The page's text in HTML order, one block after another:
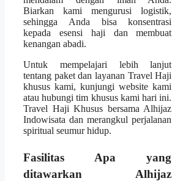
Biarkan kami mengurusi logistik,
sehingga Anda bisa konsentrasi
kepada esensi haji dan membuat
kenangan abadi.
Untuk mempelajari lebih lanjut
tentang paket dan layanan Travel Haji
khusus kami, kunjungi website kami
atau hubungi tim khusus kami hari ini.
Travel Haji Khusus bersama Alhijaz
Indowisata dan merangkul perjalanan
spiritual seumur hidup.
Fasilitas Apa yang
ditawarkan Alhijaz